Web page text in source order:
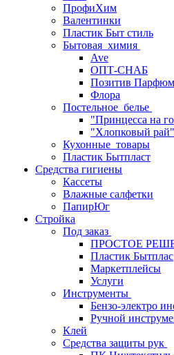
ПрофиХим
Валентинки
Пластик Быт стиль
Бытовая_химия
Ave
ОПТ-СНАБ
Позитив Парфюм
Флора
Постельное_белье
"Принцесса на
"Хлопковый
Кухонные_товары
Пластик Бытпласт
Средства гигиены
Кассеты
Влажные салфетки
ПапирЮг
Стройка
Под заказ
ПРОСТОЕ
Пластик Бытплас
Маркетплейсы
Услуги
Инструменты
Бензо-электро
Ручной
Клей
Средства защиты рук